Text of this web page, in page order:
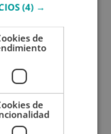
y el manejo del
continua resulta
en el
nuestra
Estudiar
como flexibilidad
lugar y la
(4) →
de
de